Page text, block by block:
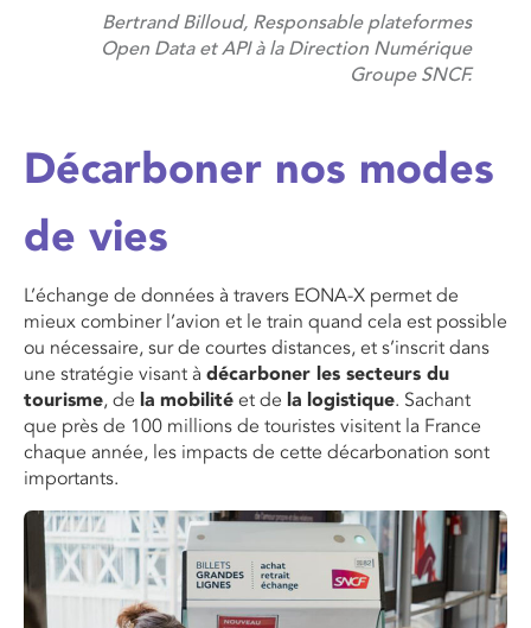
Bertrand Billoud, Responsable plateformes
Open Data et API à la Direction Numérique
Groupe SNCF.
Décarboner nos modes
de vies
L’échange de données à travers EONA-X permet de
mieux combiner l’avion et le train quand cela est possible
ou nécessaire, sur de courtes distances, et s’inscrit dans
une stratégie visant à décarboner les secteurs du
tourisme, de la mobilité et de la logistique. Sachant
que près de 100 millions de touristes visitent la France
chaque année, les impacts de cette décarbonation sont
importants.